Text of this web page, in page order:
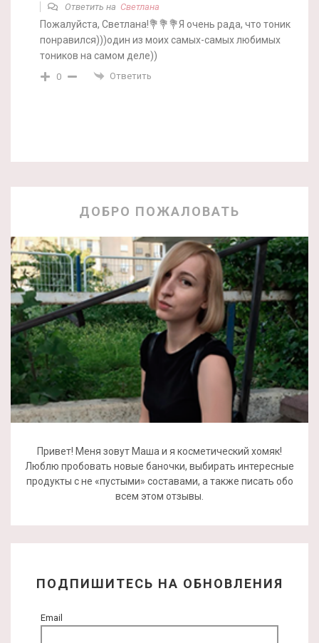
Ответить на Светлана
Пожалуйста, Светлана!💐💐💐Я очень рада, что тоник
понравился)))один из моих самых-самых любимых
тоников на самом деле))
0 Ответить
ДОБРО ПОЖАЛОВАТЬ
Привет! Меня зовут Маша и я косметический хомяк!
Люблю пробовать новые баночки, выбирать интересные
продукты с не «пустыми» составами, а также писать обо
всем этом отзывы.
ПОДПИШИТЕСЬ НА ОБНОВЛЕНИЯ
Email